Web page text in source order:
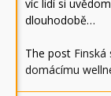
víc lidí si
dlouhodobě…
The post
domácímu